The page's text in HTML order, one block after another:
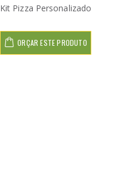
Kit Pizza Personalizado
ORÇAR ESTE PRODUTO